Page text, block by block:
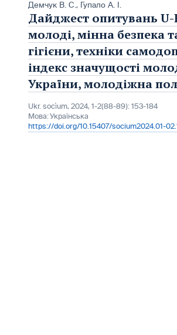
Демчук В. С., Гупало А. І.
Дайджест опитувань U-
молоді, мінна безпека
гігієни, техніки
індекс значущості
України, молодіжна
Ukr. socìum, 2024, 1-2(88-89): 153-184
Мова:Українська
https://doi.org/10.15407/socium2024.01-